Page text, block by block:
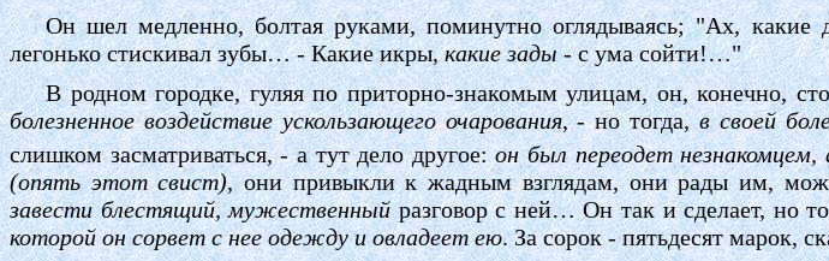
Он шел медленно, болтая руками, поминутно оглядываясь; "Ах,
легонько стискивал зубы… - Какие икры,какие зады - с ума сойти!…"
В родном городке, гуляя по приторно-знакомым улицам, он, конечно,
болезненное воздействие ускользающего очарования, - но тогда, в своей
слишком засматриваться, - а тут дело другое:он был переодет незнакомцем,
(опять этот свист),они привыкли к жадным взглядам, они рады им,
завести блестящий, мужественныйразговор с ней… Он так и сделает, но
которой он сорвет с нее одежду и овладеет ею. За сорок - пятьдесят марок,